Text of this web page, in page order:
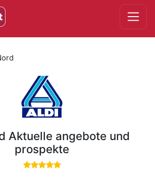
Aktuelle angebote und
prospekte